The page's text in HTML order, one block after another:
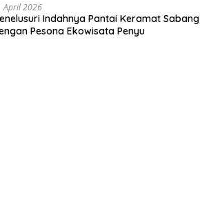
April 2026
Indahnya Pantai Keramat Sabang
Pesona Ekowisata Penyu